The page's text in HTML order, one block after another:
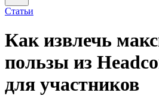
Статьи
Как извлечь
пользы из
для участников